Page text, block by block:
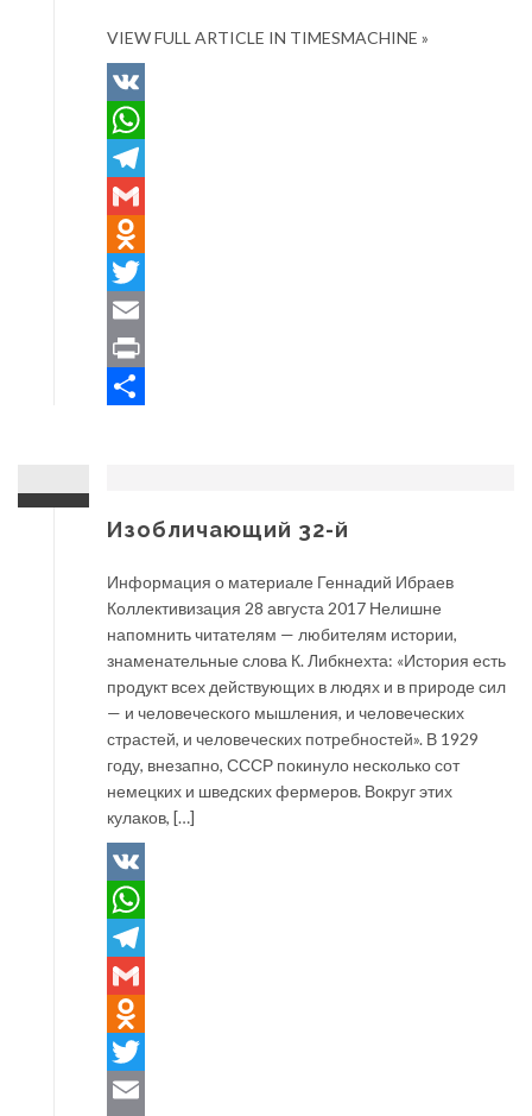
VIEW FULL ARTICLE IN TIMESMACHINE »
VK
WhatsApp
Telegram
Gmail
Odnoklassniki
Twitter
Email
Print
Изобличающий 32-й
Информация о материале Геннадий Ибраев
Коллективизация 28 августа 2017 Нелишне
напомнить читателям — любителям истории,
знаменательные слова К. Либкнехта: «История есть
продукт всех действующих в людях и в природе сил
— и человеческого мышления, и человеческих
страстей, и человеческих потребностей». В 1929
году, внезапно, СССР покинуло несколько сот
немецких и шведских фермеров. Вокруг этих
кулаков, […]
VK
WhatsApp
Telegram
Gmail
Odnoklassniki
Twitter